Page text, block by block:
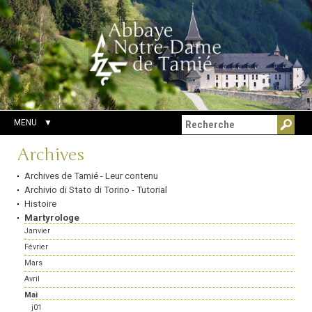
Aller
au
contenu.
|
Aller
à
la
navigation
Outils
personnels
Chercher par
Recherche
avancée…
MENU
Navigation
Archives
Archives de Tamié - Leur contenu
Archivio di Stato di Torino - Tutorial
Histoire
Martyrologe
Janvier
Février
Mars
Avril
Mai
j01